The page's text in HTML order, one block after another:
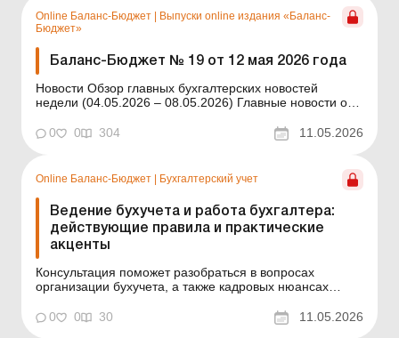
работу, ес...
Online Баланс-Бюджет | Выпуски online издания «Баланс-
Бюджет»
Баланс-Бюджет № 19 от 12 мая 2026 года
Новости Обзор главных бухгалтерских новостей
недели (04.05.2026 – 08.05.2026) Главные новости о
обновляется ежедневно Содержание номера Кадры и
0 0 304 11.05.2026
Online Баланс-Бюджет | Бухгалтерский учет
Ведение бухучета и работа бухгалтера:
действующие правила и практические
акценты
Консультация поможет разобраться в вопросах
организации бухучета, а также кадровых нюансах
2026 года Типовое положение о бухгалтерской службе
обновили еще в прошлом году, но несогласованность
0 0 30 11.05.2026